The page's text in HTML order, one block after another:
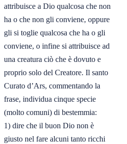
attribuisce a Dio qualcosa che non
ha o che non gli conviene, oppure
gli si toglie qualcosa che ha o gli
conviene, o infine si attribuisce ad
una creatura ciò che è dovuto e
proprio solo del Creatore. Il santo
Curato d’Ars, commentando la
frase, individua cinque specie
(molto comuni) di bestemmia:
1) dire che il buon Dio non è
giusto nel fare alcuni tanto ricchi